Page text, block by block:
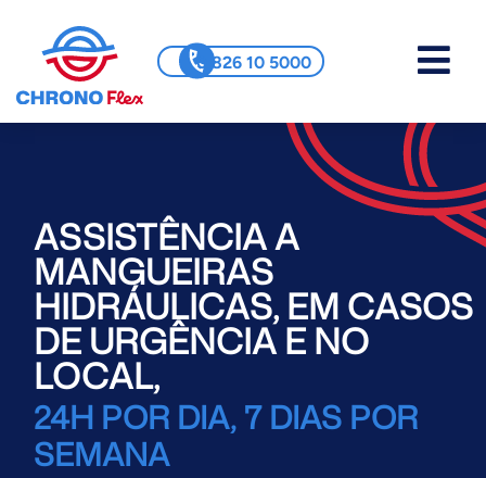
0 826 10 5000
ASSISTÊNCIA A
MANGUEIRAS
HIDRÁULICAS, EM CASOS
DE URGÊNCIA E NO
LOCAL,
24H POR DIA, 7 DIAS POR
SEMANA